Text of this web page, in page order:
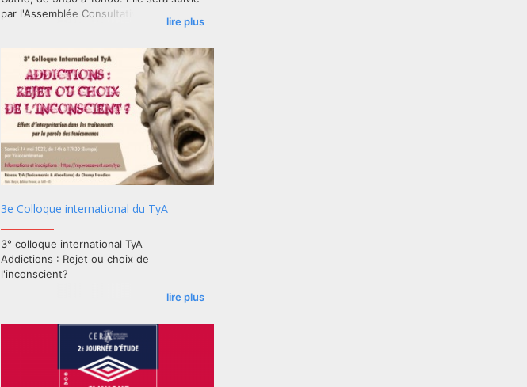
par l'Assemblée Consultative de notre
délégation en CAPA, réservée aux
lire plus
3e Colloque international du TyA
3° colloque international TyA
Addictions : Rejet ou choix de
l'inconscient?
lire plus